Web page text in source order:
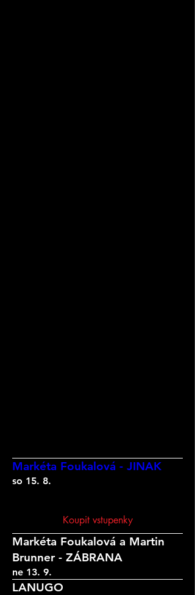
Markéta Foukalová - JINAK
so 15. 8.
Koupit vstupenky
Markéta Foukalová a Martin
Brunner - ZÁBRANA
ne 13. 9.
LANUGO